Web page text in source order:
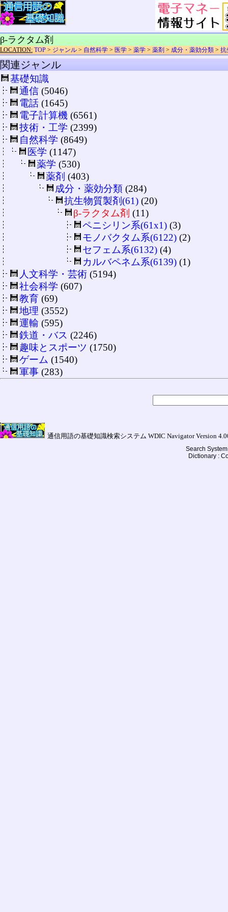
β-ラクタム剤
LOCATION: TOP > ジャンル > 自然科学 > 医学 > 薬学 > 薬剤 > 成分・薬効分類 > 抗
関連ジャンル
基礎知識
通信 (5046)
電話 (1645)
電子計算機 (6561)
技術・工学 (2399)
自然科学 (8649)
医学 (1147)
薬学 (530)
薬剤 (403)
成分・薬効分類 (284)
抗生物質製剤(61) (20)
β-ラクタム剤 (11)
ペニシリン系(61x1) (3)
モノバクタム系(6122) (2)
セフェム系(6132) (4)
カルバペネム系(6139) (1)
人文科学・芸術 (5194)
社会科学 (607)
教育 (69)
地理 (3552)
運輸 (595)
鉄道・バス (2246)
趣味とスポーツ (1750)
ゲーム (1540)
軍事 (283)
通信用語の基礎知識検索システム WDIC Navigator Version
Search
Dictionary :